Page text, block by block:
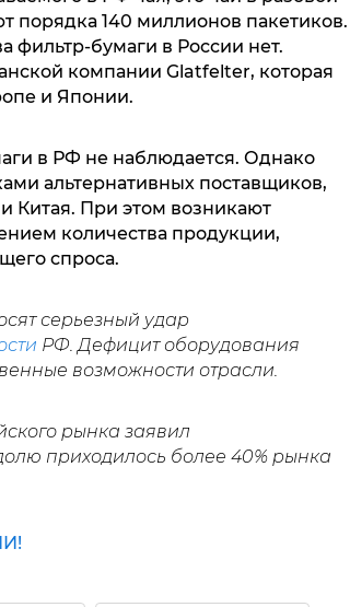
порядка 140 миллионов пакетиков.
фильтр-бумаги в России нет.
компании Glatfelter, которая
и Японии.
в РФ не наблюдается. Однако
альтернативных поставщиков,
Китая. При этом возникают
количества продукции,
спроса.
серьезный удар
РФ. Дефицит оборудования
возможности отрасли.
рынка заявил
приходилось более 40% рынка